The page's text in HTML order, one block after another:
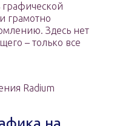
графической
грамотно
Здесь нет
– только все
Radium